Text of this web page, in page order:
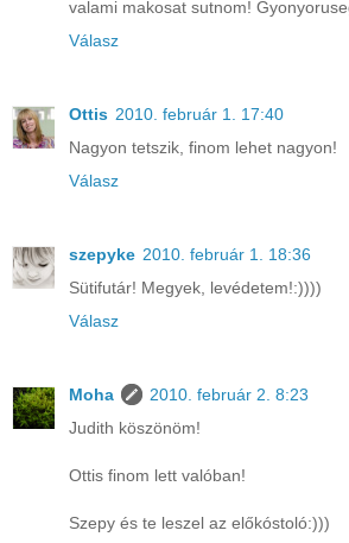
valami makosat sutnom!
Válasz
Ottis 2010. február 1. 17:40
Nagyon tetszik, finom lehet nagyon!
Válasz
szepyke 2010. február 1. 18:36
Sütifutár! Megyek, levédetem!:))))
Válasz
Moha
2010. február 2. 8:23
Judith köszönöm!
Ottis finom lett valóban!
Szepy és te leszel az előkóstoló:)))